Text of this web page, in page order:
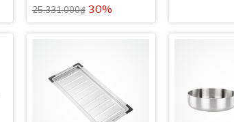
25.331.000₫30%